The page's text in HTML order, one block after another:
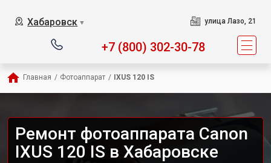
Хабаровск ▼ улица Лазо, 21
+7 (800) 302-30-78
Главная / Фотоаппарат / IXUS 120 IS
Ремонт фотоаппарата Canon
IXUS 120 IS в Хабаровске